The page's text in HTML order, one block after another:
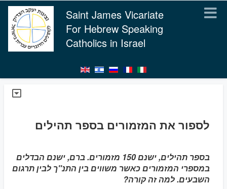
Saint James Vicariate
For Hebrew Speaking
Catholics in Israel
לספור את המזמורים בספר תהילים
בספר תהילים, ישנם 150 מזמורים. ברם, ישנם הבדלים
במספרי המזמורים כאשר משווים בין התנ"ך לבין תרגום
השבעים. למה זה קורה?